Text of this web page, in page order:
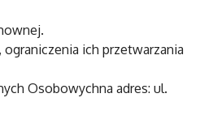
ich przetwarzania
Osobowychna adres: ul.